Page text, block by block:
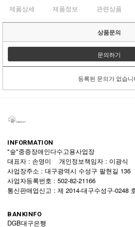
제품상세 제품정보 관련상품
상품문의
문의하기
등록된 문의가 없습니
INFORMATION
"숲"중증장애인다수고용사업장
대표자 : 손영미 개인정보책임자 : 이광식
사업장주소 : 대구광역시 수성구 팔현길 136
사업자등록번호 : 502-82-21166
통신판매업신고 : 제 2014-대구수성구-0248
BANKINFO
DGB대구은행